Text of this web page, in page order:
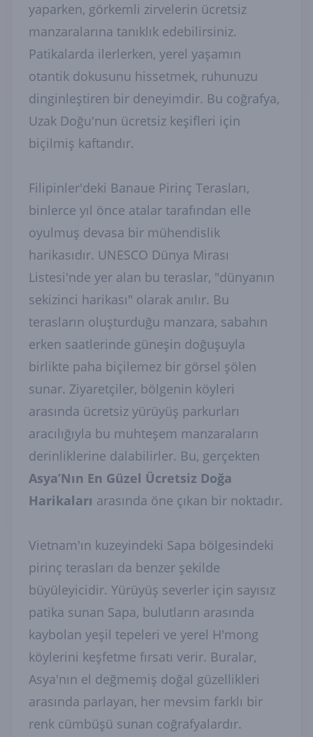
yaparken, görkemli zirvelerin ücretsiz
manzaralarına tanıklık edebilirsiniz.
Patikalarda ilerlerken, yerel yaşamın
otantik dokusunu hissetmek, ruhunuzu
dinginleştiren bir deneyimdir. Bu coğrafya,
Uzak Doğu'nun ücretsiz keşifleri için
biçilmiş kaftandır.
Filipinler'deki Banaue Pirinç Terasları,
binlerce yıl önce atalar tarafından elle
oyulmuş devasa bir mühendislik
harikasıdır. UNESCO Dünya Mirası
Listesi'nde yer alan bu teraslar, "dünyanın
sekizinci harikası" olarak anılır. Bu
terasların oluşturduğu manzara, sabahın
erken saatlerinde güneşin doğuşuyla
birlikte paha biçilemez bir görsel şölen
sunar. Ziyaretçiler, bölgenin köyleri
arasında ücretsiz yürüyüş parkurları
aracılığıyla bu muhteşem manzaraların
derinliklerine dalabilirler. Bu, gerçekten
Asya’Nın En Güzel Ücretsiz Doğa
Harikaları arasında öne çıkan bir noktadır.
Vietnam'ın kuzeyindeki Sapa bölgesindeki
pirinç terasları da benzer şekilde
büyüleyicidir. Yürüyüş severler için sayısız
patika sunan Sapa, bulutların arasında
kaybolan yeşil tepeleri ve yerel H'mong
köylerini keşfetme fırsatı verir. Buralar,
Asya'nın el değmemiş doğal güzellikleri
arasında parlayan, her mevsim farklı bir
renk cümbüşü sunan coğrafyalardır.